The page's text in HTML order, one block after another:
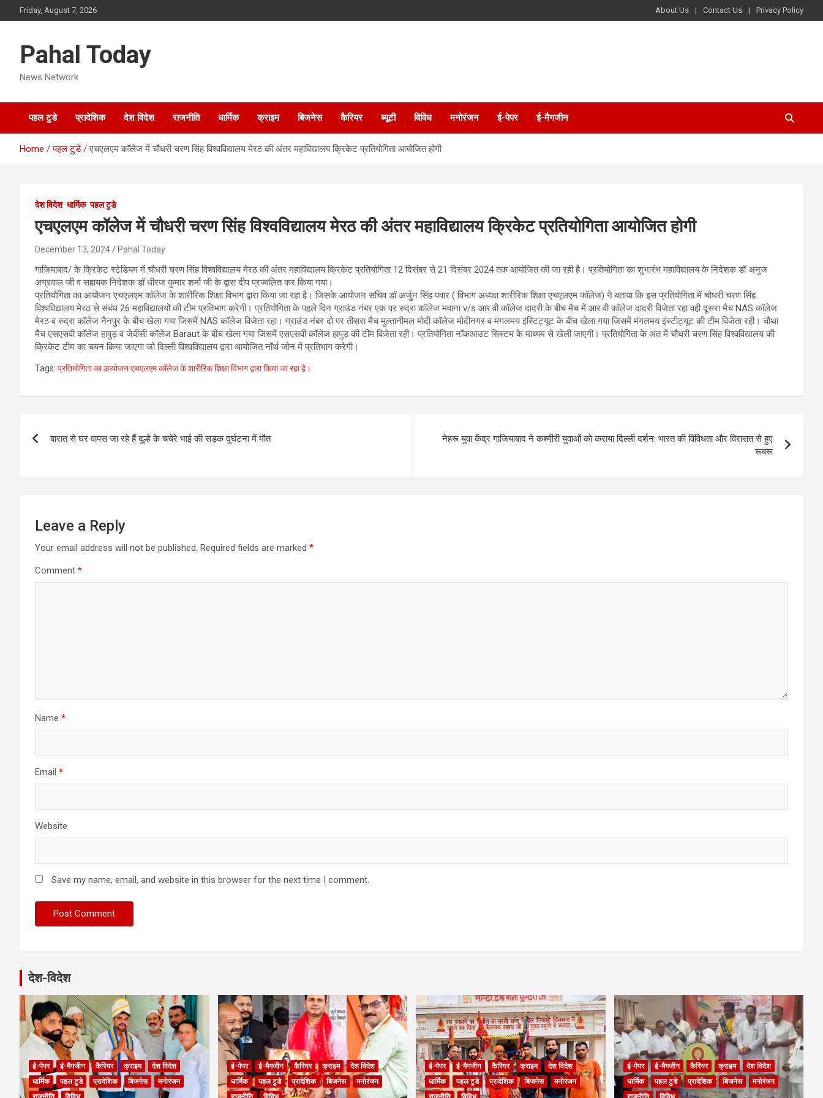
to
Friday, August 7, 2026 About Us Contact Us Privacy Policy
Pahal Today
News Network
पहल टुडे प्रादेशिक देश विदेश राजनीति धार्मिक क्राइम बिजनेस कैरियर ब्यूटी विविध मनोरंजन ई-पेपर ई-मैगजीन
Home पहल टुडे एचएलएम कॉलेज में चौधरी चरण सिंह विश्वविद्यालय मेरठ की अंतर महाविद्यालय क्रिकेट प्रतियोगिता आयोजित होगी
देश विदेश धार्मिक पहल टुडे
एचएलएम कॉलेज में चौधरी चरण सिंह विश्वविद्यालय मेरठ की अंतर महाविद्यालय क्रिकेट प्रतियोगिता आयोजित होगी
December 13, 2024 Pahal Today
गाजियाबाद/ के क्रिकेट स्टेडियम में चौधरी चरण सिंह विश्वविद्यालय मेरठ की अंतर महाविद्यालय क्रिकेट प्रतियोगिता 12 दिसंबर से 21 दिसंबर 2024 तक आयोजित की जा रही है। प्रतियोगिता का शुभारंभ महाविद्यालय के निदेशक डॉ अनुज
अग्रवाल जी व सहायक निदेशक डॉ धीरज कुमार शर्मा जी के द्वारा दीप प्रज्वलित कर किया गया।
प्रतियोगिता का आयोजन एचएलएम कॉलेज के शारीरिक शिक्षा विभाग द्वारा किया जा रहा है। जिसके आयोजन सचिव डॉ अर्जुन सिंह पवार ( विभाग अध्यक्ष शारीरिक शिक्षा एचएलएम कॉलेज) ने बताया कि इस प्रतियोगिता में चौधरी चरण सिंह
विश्वविद्यालय मेरठ से संबंध 26 महाविद्यालयों की टीम प्रतिभाग करेगी। प्रतियोगिता के पहले दिन ग्राउंड नंबर एक पर रुद्रा कॉलेज मवाना v/s आर.वी कॉलेज दादरी के बीच मैच में आर.वी कॉलेज दादरी विजेता रहा वही दूसरा मैच NAS कॉलेज
मेरठ व रुद्रा कॉलेज नैनपुर के बीच खेला गया जिसमें NAS कॉलेज विजेता रहा। ग्राउंड नंबर दो पर तीसरा मैच मुल्तानीमल मोदी कॉलेज मोदीनगर व मंगलमय इंस्टिट्यूट के बीच खेला गया जिसमें मंगलमय इंस्टीट्यूट की टीम विजेता रही। चौथा
मैच एसएसवी कॉलेज हापुड़ व जेवीसी कॉलेज Baraut के बीच खेला गया जिसमें एसएसवी कॉलेज हापुड़ की टीम विजेता रही। प्रतियोगिता नॉकआउट सिस्टम के माध्यम से खेली जाएगी। प्रतियोगिता के अंत में चौधरी चरण सिंह विश्वविद्यालय की
क्रिकेट टीम का चयन किया जाएगा जो दिल्ली विश्वविद्यालय द्वारा आयोजित नॉर्थ जोन में प्रतिभाग करेगी।
Tags: प्रतियोगिता का आयोजन एचएलएम कॉलेज के शारीरिक शिक्षा विभाग द्वारा किया जा रहा है।
navigation
बारात से घर वापस जा रहे हैं दूल्हे के चचेरे भाई की सड़क दुर्घटना में मौत
नेहरू युवा केंद्र गाजियाबाद ने कश्मीरी युवाओं को कराया दिल्ली दर्शन: भारत की विविधता और विरासत से हुए
रूबरू
Leave a Reply
Your email address will not be published. Required fields are marked *
Comment *
Name *
Email *
Website
Save my name, email, and website in this browser for the next time I comment.
देश-विदेश
ई-पेपर ई-मैगजीन कैरियर क्राइम
देश विदेश
धार्मिक
पहल टुडे प्रादेशिक बिजनेस
मनोरंजन
ई-पेपर ई-मैगजीन कैरियर क्राइम
देश विदेश
धार्मिक
पहल टुडे प्रादेशिक बिजनेस
मनोरंजन
ई-पेपर ई-मैगजीन कैरियर क्राइम
देश विदेश
धार्मिक
पहल टुडे प्रादेशिक बिजनेस
मनोरंजन
ई-पेपर ई-मैगजीन कैरियर क्राइम
देश विदेश
धार्मिक
पहल टुडे प्रादेशिक बिजनेस
मनोरंजन